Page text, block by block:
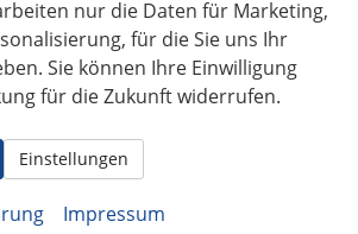
(ICE), Benzin, Kraftstoffverbrauch
(WLTP), CO₂-Emission kombiniert
CO₂-Klasse E, Außenfarbe: Graphite
1, sehr gut, Zustand,
Garantieleistung:
Hersteller, HU/AU neu, Zustand,
unfallfrei, Fahrzeugnr.: 40199
nur die Daten für Marketing,
für die Sie uns Ihr
Sie können Ihre Einwilligung
für die Zukunft widerrufen.
Einstellungen
Impressum